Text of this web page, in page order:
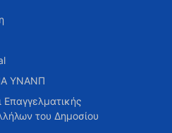
ΥΝΑΝΠ
Επαγγελματικής
του Δημοσίου